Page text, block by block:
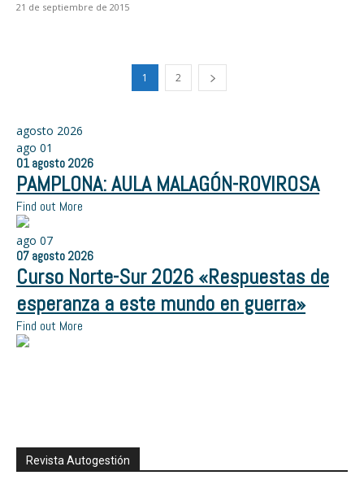
21 de septiembre de 2015
1 2
agosto 2026
ago 01
01 agosto 2026
PAMPLONA: AULA MALAGÓN-ROVIROSA
Find out More
ago 07
07 agosto 2026
Curso Norte-Sur 2026 «Respuestas de
esperanza a este mundo en guerra»
Find out More
Revista Autogestión